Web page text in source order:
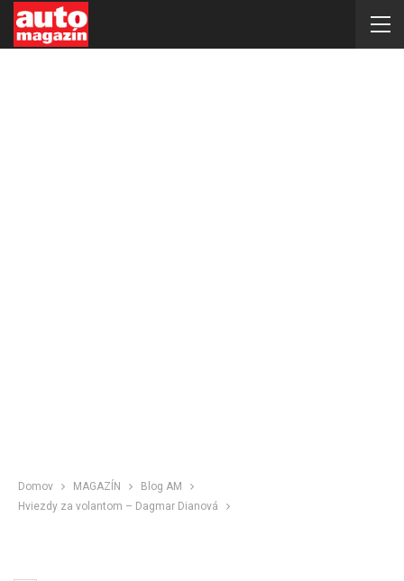
Domov MAGAZÍN
Blog AM
Hviezdy za volantom – Dagmar Dianová